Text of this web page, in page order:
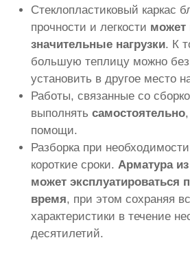
Стеклопластиковый каркас
прочности и легкости может
значительные нагрузки. К
большую теплицу можно без
установить в другое место
Работы, связанные со
выполнять самостоятельно
помощи.
Разборка при
короткие сроки. Арматура
может эксплуатироваться
время, при этом сохраняя
характеристики в течение
десятилетий.